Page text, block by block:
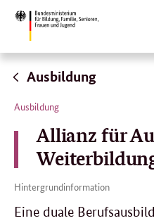
Direktlink:
Ausbildung
Ausbildung
Allianz für
Hintergrundinformation
Eine duale